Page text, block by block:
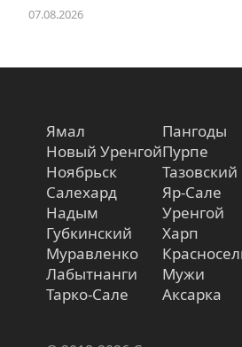
07.08.2026
Ямал
Новый Уренгой
Ноябрьск
Салехард
Надым
Губкинский
Муравленко
Лабытнанги
Тарко-Сале
Пангоды
Пурпе
Тазовский
Яр-Сале
Уренгой
Харп
Мужи
Аксарка